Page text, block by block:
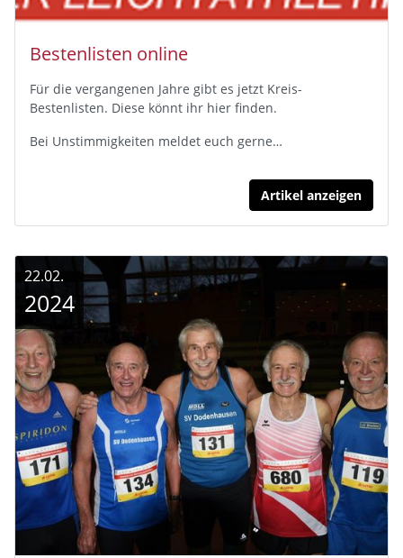
Bestenlisten online
Für die vergangenen Jahre gibt es jetzt Kreis-
Bestenlisten. Diese könnt ihr hier finden.
Bei Unstimmigkeiten meldet euch gerne…
Artikel anzeigen
22.02.
2024